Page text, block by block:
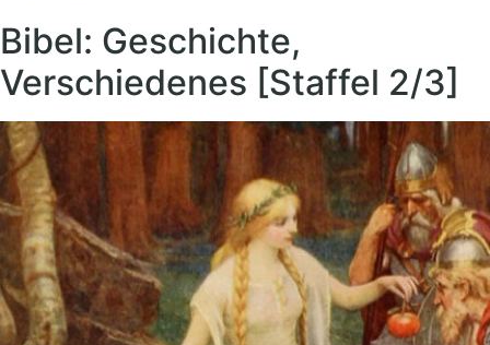
Bibel: Geschichte,
Verschiedenes [Staffel 2/3]